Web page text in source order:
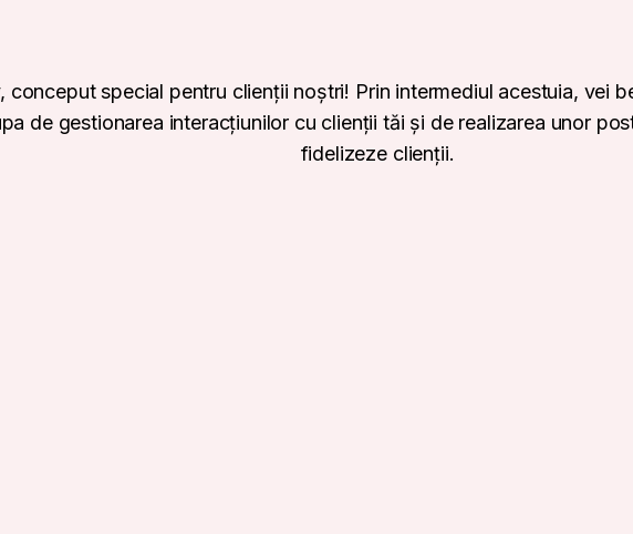
conceput special pentru clienții noștri! Prin intermediul acestuia, vei
de gestionarea interacțiunilor cu clienții tăi și de realizarea unor
fidelizeze clienții.